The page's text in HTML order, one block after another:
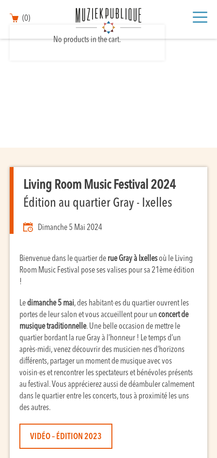
(0)
No products in the cart.
Living Room Music Festival 2024
Édition au quartier Gray - Ixelles
Dimanche 5 Mai 2024
Bienvenue dans le quartier de rue Gray à Ixellesoù le Living
Room Music Festival pose ses valises pour sa 21ème édition
!
Ledimanche 5 mai, des habitant·es du quartier ouvrent les
portes de leur salon et vous accueillent pour un concert de
musique traditionnelle. Une belle occasion de mettre le
quartier bordant la rue Gray à l’honneur ! Le temps d’un
après-midi, venez découvrir des musicien·nes d’horizons
différents, partager un moment de musique avec vos
voisin·es et rencontrer les spectateurs et bénévoles présents
au festival. Vous apprécierez aussi de déambuler calmement
dans le quartier entre les concerts, tous à proximité les uns
des autres.
VIDÉO – ÉDITION 2023